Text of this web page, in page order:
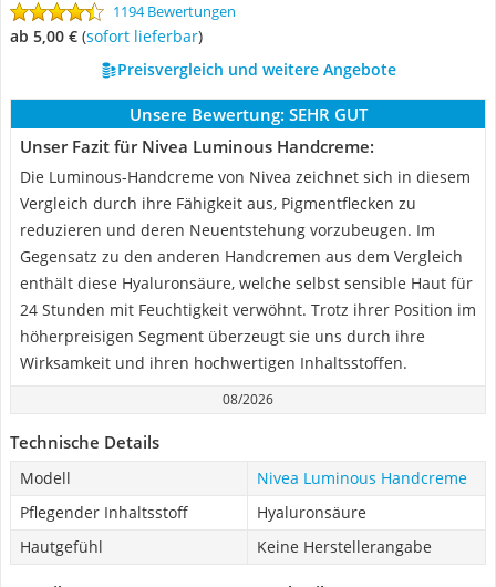
1194 Bewertungen
ab 5,00 € ( Sofort lieferbar)
Preisvergleich und weitere Angebote
Unsere Bewertung: SEHR GUT
Unser Fazit für Nivea Luminous Handcreme:
Die Luminous-Handcreme von Nivea zeichnet sich in diesem
Vergleich durch ihre Fähigkeit aus, Pigmentflecken zu
reduzieren und deren Neuentstehung vorzubeugen. Im
Gegensatz zu den anderen Handcremen aus dem Vergleich
enthält diese Hyaluronsäure, welche selbst sensible Haut für
24 Stunden mit Feuchtigkeit verwöhnt. Trotz ihrer Position im
höherpreisigen Segment überzeugt sie uns durch ihre
Wirksamkeit und ihren hochwertigen Inhaltsstoffen.
08/2026
Technische Details
Modell
Nivea Luminous Handcreme
Pflegender Inhaltsstoff
Hyaluronsäure
Hautgefühl
Keine Herstellerangabe